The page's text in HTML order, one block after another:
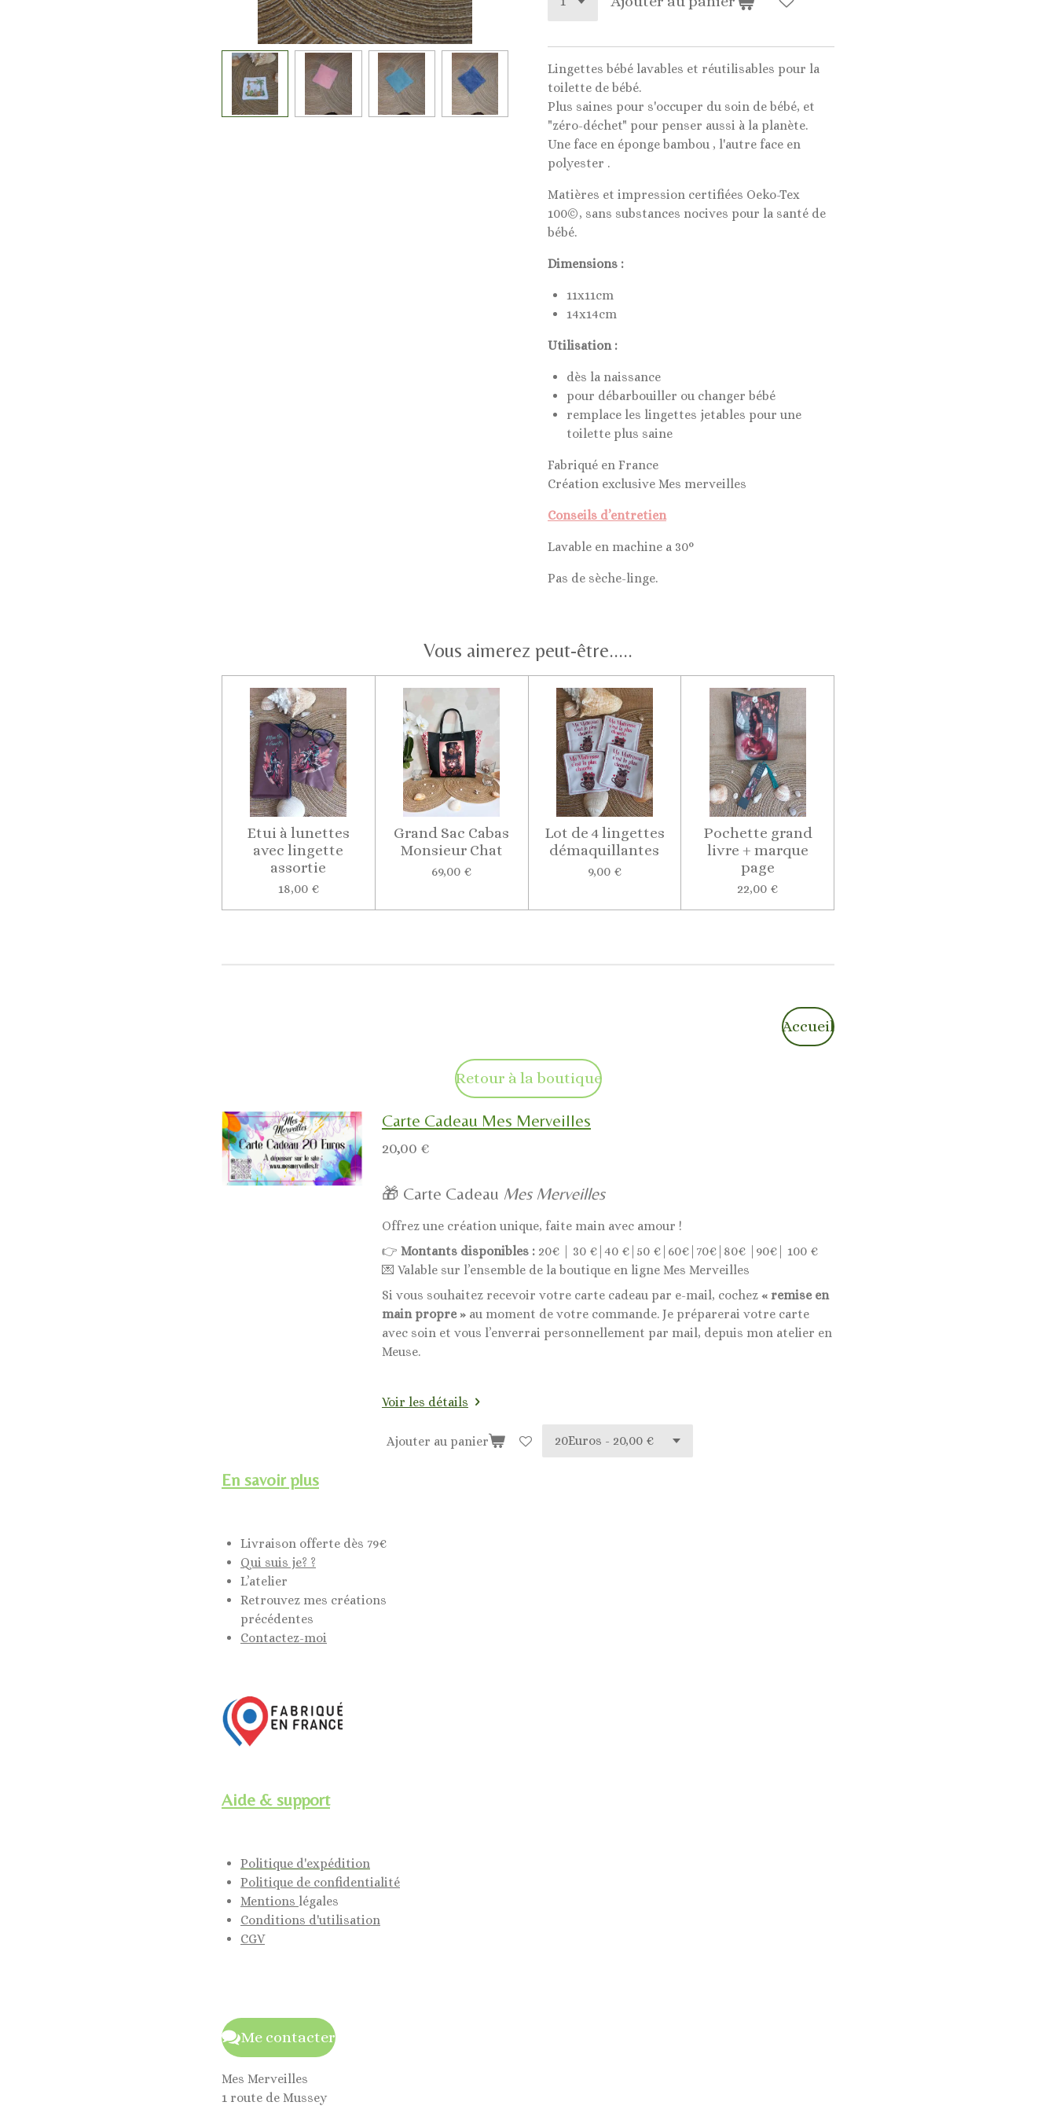
Lingettes bébé lavables et réutilisables pour la
toilette de bébé.
Plus saines pour s'occuper du soin de bébé, et
"zéro-déchet" pour penser aussi à la planète.
Une face en éponge bambou , l'autre face en
polyester .
Matières et impression certifiées Oeko-Tex
100©, sans substances nocives pour la santé de
bébé.
Dimensions :
11x11cm
14x14cm
Utilisation :
dès la naissance
pour débarbouiller ou changer bébé
remplace les lingettes jetables pour une
toilette plus saine
Fabriqué en France
Création exclusive Mes merveilles
Conseils d’entretien
Lavable en machine a 30°
Pas de sèche-linge.
Vous aimerez peut-être.....
Etui à lunettes
avec lingette
assortie
18,00 €
Grand Sac Cabas
Monsieur Chat
69,00 €
Lot de 4 lingettes
démaquillantes
9,00 €
Pochette grand
livre + marque
page
22,00 €
Accueil
Retour à la boutique
Carte Cadeau Mes Merveilles
20,00 €
🎁 Carte Cadeau Mes Merveilles
Offrez une création unique, faite main avec amour !
👉 Montants disponibles : 20€ | 30 €|40 €|50 €|60€|70€|80€ |90€| 100 €
💌 Valable sur l’ensemble de la boutique en ligne Mes Merveilles
Si vous souhaitez recevoir votre carte cadeau par e-mail, cochez « remise en
main propre » au moment de votre commande. Je préparerai votre carte
avec soin et vous l’enverrai personnellement par mail, depuis mon atelier en
Meuse.
Voir les détails
Ajouter au panier
En savoir plus
Livraison offerte dès 79€
Qui suis je? ?
L’atelier
Retrouvez mes créations
précédentes
Contactez-moi
Aide & support
Politique d'expédition
Politique de confidentialité
Mentions légales
Conditions d'utilisation
CGV
Me contacter
Mes Merveilles
1 route de Mussey